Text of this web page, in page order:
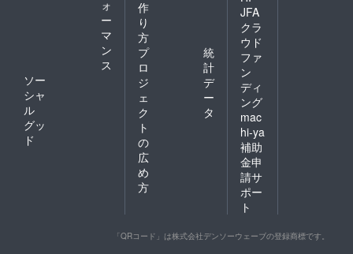
ォ
ー
マ
ン
ス
ソー
シャ
ル
グッ
ド
作
り
方
プ
ロ
ジ
ェ
ク
ト
の
広
め
方
統
計
デ
ー
タ
JFA
クラ
ウド
ファ
ン
ディ
ング
mac
hi-ya
補助
金申
請サ
ポー
ト
「QRコード」は株式会社デンソーウェーブの登録商標です。